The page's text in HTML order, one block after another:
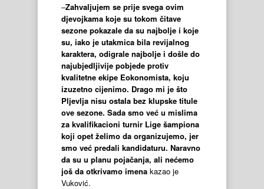
–Zahvaljujem se prije svega ovim
djevojkama koje su tokom čitave
sezone pokazale da su najbolje i koje
su, iako je utakmica bila revijalnog
karaktera, odigrale najbolje i došle do
najubjedljivije pobjede protiv
kvalitetne ekipe Eokonomista, koju
izuzetno cijenimo. Drago mi je što
Pljevlja nisu ostala bez klupske titule
ove sezone. Sada smo već u mislima
za kvalifikacioni turnir Lige šampiona
koji opet želimo da organizujemo, jer
smo već predali kandidaturu. Naravno
da su u planu pojačanja, ali nećemo
još da otkrivamo imena kazao je
Vuković.